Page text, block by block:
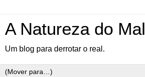
A Natureza do Mal
Um blog para derrotar o real.